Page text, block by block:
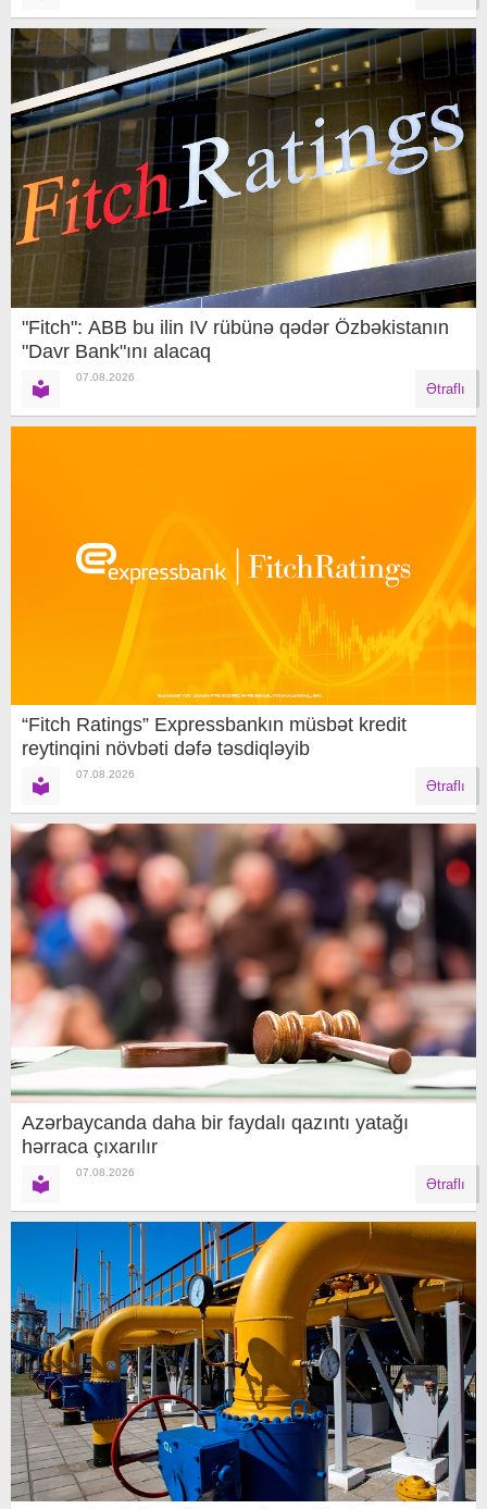
"Fitch": ABB bu ilin IV rübünə qədər Özbəkistanın
"Davr Bank"ını alacaq
07.08.2026
Ətraflı
“Fitch Ratings” Expressbankın müsbət kredit
reytinqini növbəti dəfə təsdiqləyib
07.08.2026
Ətraflı
Azərbaycanda daha bir faydalı qazıntı yatağı
hərraca çıxarılır
07.08.2026
Ətraflı